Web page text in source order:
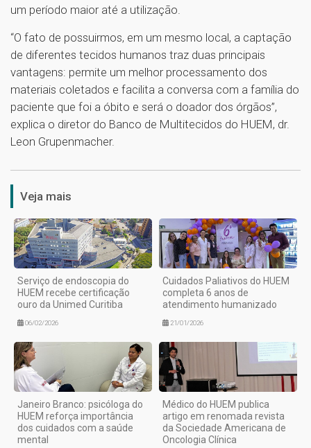
um período maior até a utilização.
“O fato de possuirmos, em um mesmo local, a captação
de diferentes tecidos humanos traz duas principais
vantagens: permite um melhor processamento dos
materiais coletados e facilita a conversa com a família do
paciente que foi a óbito e será o doador dos órgãos”,
explica o diretor do Banco de Multitecidos do HUEM, dr.
Leon Grupenmacher.
Veja mais
Serviço de endoscopia do
HUEM recebe certificação
ouro da Unimed Curitiba
06/02/2026
Cuidados Paliativos do HUEM
completa 6 anos de
atendimento humanizado
21/01/2026
Janeiro Branco: psicóloga do
HUEM reforça importância
dos cuidados com a saúde
mental
Médico do HUEM publica
artigo em renomada revista
da Sociedade Americana de
Oncologia Clínica